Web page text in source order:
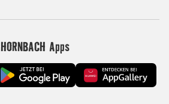
HORNBACH Apps